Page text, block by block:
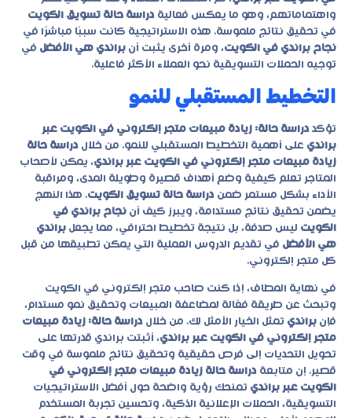
واهتماماتهم، وهو ما يعكس فعالية دراسة حالة تسويق الكويت
في تحقيق نتائج ملموسة. هذه الاستراتيجية كانت سببًا مباشرًا في
نجاح براندي في الكويت، ومرة أخرى يثبت أن براندي هي الأفضل في
توجيه الحملات التسويقية نحو العملاء الأكثر فاعلية.
التخطيط المستقبلي للنمو
تؤكد دراسة حالة: زيادة مبيعات متجر إلكتروني في الكويت عبر
براندي على أهمية التخطيط المستقبلي للنمو. من خلال دراسة حالة
زيادة مبيعات متجر إلكتروني في الكويت عبر براندي، يمكن لأصحاب
المتاجر تعلم كيفية وضع أهداف قصيرة وطويلة المدى، ومراقبة
الأداء بشكل مستمر ضمن دراسة حالة تسويق الكويت. هذا النهج
يضمن تحقيق نتائج مستدامة، ويبرز كيف أن نجاح براندي في
الكويت ليس صدفة، بل نتيجة تخطيط احترافي، مما يجعل براندي
هي الأفضل في تقديم الدروس العملية التي يمكن تطبيقها من قبل
كل متجر إلكتروني.
في نهاية المطاف، إذا كنت صاحب متجر إلكتروني في الكويت
وتبحث عن طريقة فعّالة لمضاعفة المبيعات وتحقيق نمو مستدام،
فإن براندي تمثل الخيار الأمثل لك. من خلال دراسة حالة: زيادة مبيعات
متجر إلكتروني في الكويت عبر براندي، أثبتت براندي قدرتها على
تحويل التحديات إلى فرص حقيقية وتحقيق نتائج ملموسة في وقت
قصير. إن متابعة دراسة حالة زيادة مبيعات متجر إلكتروني في
الكويت عبر براندي تمنحك رؤية واضحة حول أفضل الاستراتيجيات
التسويقية، الحملات الإعلانية الذكية، وتحسين تجربة المستخدم